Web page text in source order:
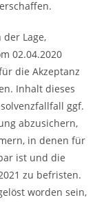
Lage,
02.04.2020
die Akzeptanz
Inhalt dieses
ggf.
abzusichern,
in denen für
ist und die
zu befristen.
worden sein,